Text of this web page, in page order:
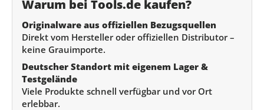
Warum bei Tools.de kaufen?
Originalware aus offiziellen Bezugsquellen
Direkt vom Hersteller oder offiziellen Distributor –
keine Grauimporte.
Deutscher Standort mit eigenem Lager &
Testgelände
Viele Produkte schnell verfügbar und vor Ort
erlebbar.